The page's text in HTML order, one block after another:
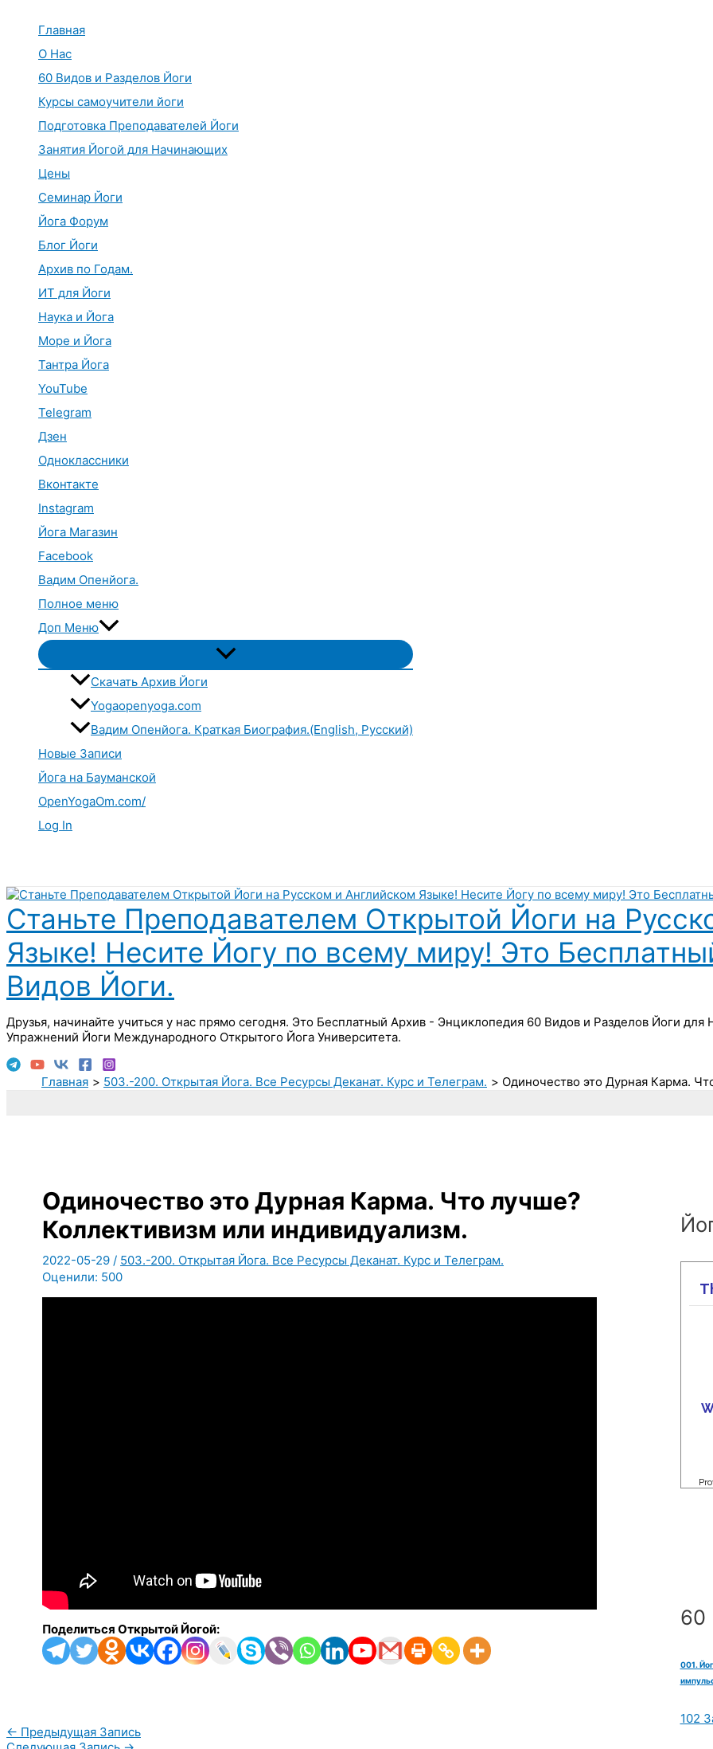
Главная
О Нас
60 Видов и Разделов Йоги
Курсы самоучители йоги
Подготовка Преподавателей Йоги
Занятия Йогой для Начинающих
Цены
Семинар Йоги
Йога Форум
Блог Йоги
Архив по Годам.
ИТ для Йоги
Наука и Йога
Море и Йога
Тантра Йога
YouTube
Telegram
Дзен
Одноклассники
Вконтакте
Instagram
Йога Магазин
Facebook
Вадим Опенйога.
Полное меню
Доп Меню
Переключатель
меню
Скачать Архив Йоги
Yogaopenyoga.com
Вадим Опенйога. Краткая Биография.(English, Русский)
Новые Записи
Йога на Бауманской
OpenYogaOm.com/
Log In
Станьте Преподавателем Открытой Йоги на
Языке! Несите Йогу по всему миру! Это
Видов Йоги.
Друзья, начинайте учиться у нас прямо сегодня. Это Бесплатный Архив - Энциклопедия 60 Видов и Разделов Йоги
Упражнений Йоги Международного Открытого Йога Университета.
Главная 503.-200. Открытая Йога. Все Ресурсы Деканат. Курс и Телеграм. Одиночество это Дурная Карма.
Одиночество это Дурная Карма. Что лучше?
Коллективизм или индивидуализм.
2022-05-29 / 503.-200. Открытая Йога. Все Ресурсы Деканат. Курс и Телеграм.
Оценили: 500
Поделиться Открытой Йогой:
← Предыдущая Запись
60
001.
102